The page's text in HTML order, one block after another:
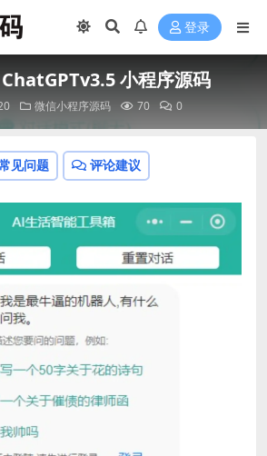
登录
小程序源码
微信小程序源码 70 0
见问题 评论建议